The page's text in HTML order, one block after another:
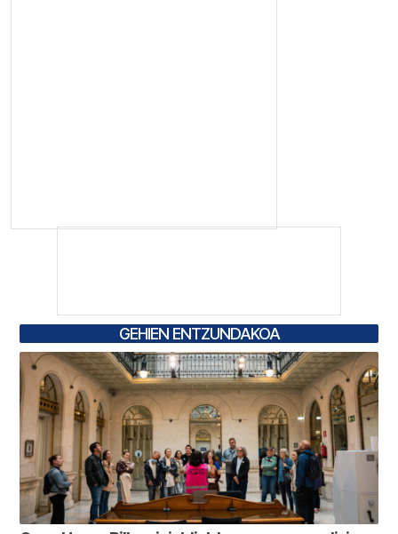
GEHIEN ENTZUNDAKOA